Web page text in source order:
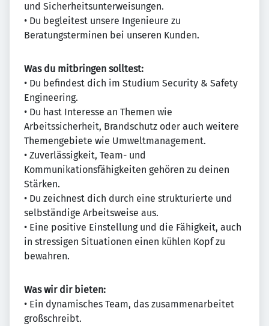
und Sicherheitsunterweisungen.
• Du begleitest unsere Ingenieure zu
Beratungsterminen bei unseren Kunden.
Was du mitbringen solltest:
• Du befindest dich im Studium Security & Safety
Engineering.
• Du hast Interesse an Themen wie
Arbeitssicherheit, Brandschutz oder auch weitere
Themengebiete wie Umweltmanagement.
• Zuverlässigkeit, Team- und
Kommunikationsfähigkeiten gehören zu deinen
Stärken.
• Du zeichnest dich durch eine strukturierte und
selbständige Arbeitsweise aus.
• Eine positive Einstellung und die Fähigkeit, auch
in stressigen Situationen einen kühlen Kopf zu
bewahren.
Was wir dir bieten:
• Ein dynamisches Team, das zusammenarbeitet
großschreibt.